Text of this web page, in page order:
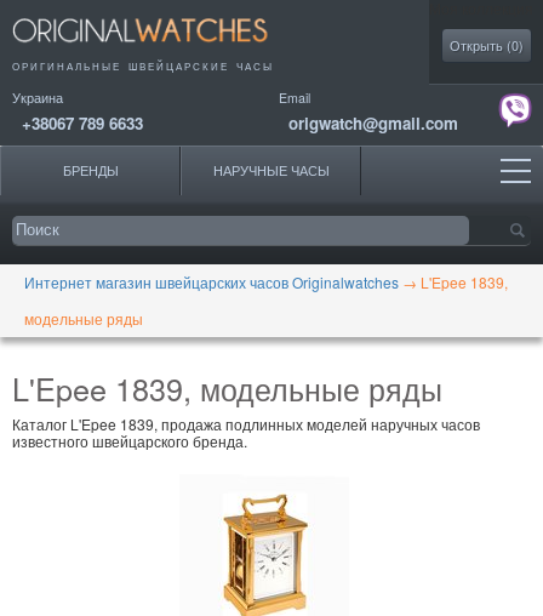
ОРИГИНАЛЬНЫЕ ШВЕЙЦАРСКИЕ ЧАСЫ
Украина
+38067 789 6633
Email
origwatch@gmail.com
Открыть (0)
БРЕНДЫ НАРУЧНЫЕ ЧАСЫ
Интернет магазин швейцарских часов Originalwatches → L'Epee 1839,
модельные ряды
L'Epee 1839, модельные ряды
Каталог L'Epee 1839, продажа подлинных моделей наручных часов
известного швейцарского бренда.